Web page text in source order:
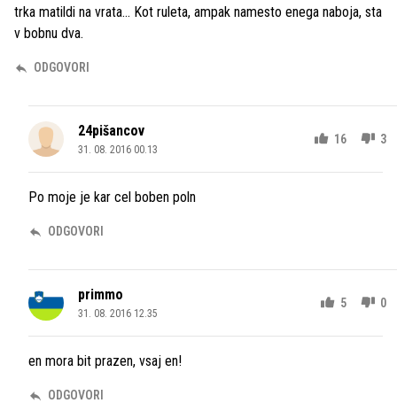
trka matildi na vrata... Kot ruleta, ampak namesto enega naboja, sta
v bobnu dva.
ODGOVORI
24pišancov
31. 08. 2016 00.13
16 3
Po moje je kar cel boben poln
ODGOVORI
primmo
31. 08. 2016 12.35
5 0
en mora bit prazen, vsaj en!
ODGOVORI